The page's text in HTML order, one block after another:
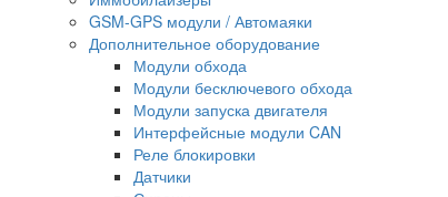
GSM-GPS модули / Автомаяки
Дополнительное оборудование
Модули обхода
Модули бесключевого обхода
Модули запуска двигателя
Интерфейсные модули CAN
Реле блокировки
Датчики